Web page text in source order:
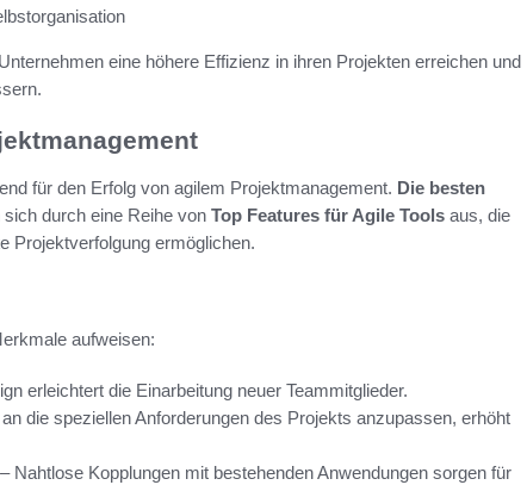
eine höhere Effizienz in ihren Projekten erreichen und
für den Erfolg von agilem Projektmanagement. Die besten
durch eine Reihe von Top Features für Agile Tools aus, die
Projektverfolgung ermöglichen.
aufweisen:
erleichtert die Einarbeitung neuer Teammitglieder.
die speziellen Anforderungen des Projekts anzupassen, erhöht
– Nahtlose Kopplungen mit bestehenden Anwendungen sorgen für